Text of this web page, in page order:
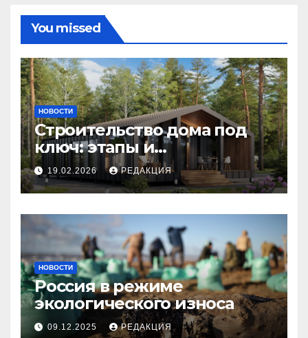
You missed
НОВОСТИ
Строительство дома под
ключ: этапы и
планирование бюджета
19.02.2026 РЕДАКЦИЯ
НОВОСТИ
Россия в режиме
экологического износа
09.12.2025 РЕДАКЦИЯ